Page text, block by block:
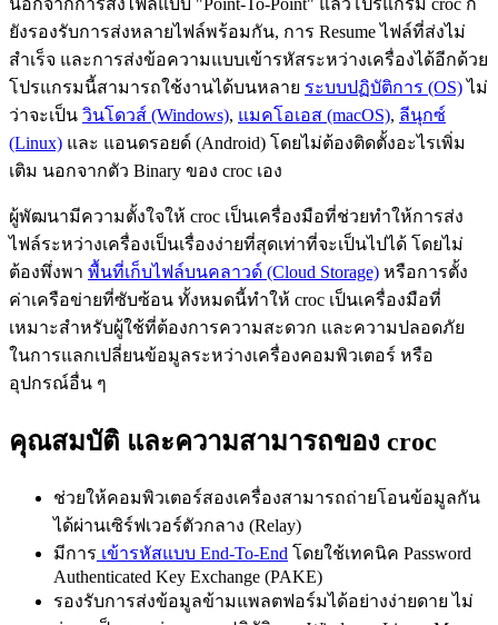
ยังรองรับการส่งหลายไฟล์พร้อมกัน, การ Resume ไฟล์ที่ส่งไม่
สำเร็จ และการส่งข้อความแบบเข้ารหัสระหว่างเครื่องได้อีกด้วย
โปรแกรมนี้สามารถใช้งานได้บนหลาย ระบบปฏิบัติการ (OS)ไม่
ว่าจะเป็น วินโดวส์ (Windows), แมคโอเอส (macOS), ลีนุกซ์
(Linux) และ แอนดรอยด์ (Android) โดยไม่ต้องติดตั้งอะไรเพิ่ม
เติม นอกจากตัว Binary ของ croc เอง
ผู้พัฒนามีความตั้งใจให้ croc เป็นเครื่องมือที่ช่วยทำให้การส่ง
ไฟล์ระหว่างเครื่องเป็นเรื่องง่ายที่สุดเท่าที่จะเป็นไปได้ โดยไม่
ต้องพึ่งพา พื้นที่เก็บไฟล์บนคลาวด์ (Cloud Storage) หรือการตั้ง
ค่าเครือข่ายที่ซับซ้อน ทั้งหมดนี้ทำให้ croc เป็นเครื่องมือที่
เหมาะสำหรับผู้ใช้ที่ต้องการความสะดวก และความปลอดภัย
ในการแลกเปลี่ยนข้อมูลระหว่างเครื่องคอมพิวเตอร์ หรือ
อุปกรณ์อื่น ๆ
คุณสมบัติ และความสามารถของ croc
ช่วยให้คอมพิวเตอร์สองเครื่องสามารถถ่ายโอนข้อมูลกัน
ได้ผ่านเซิร์ฟเวอร์ตัวกลาง (Relay)
มีการ เข้ารหัสแบบ End-To-End โดยใช้เทคนิค Password
Authenticated Key Exchange (PAKE)
รองรับการส่งข้อมูลข้ามแพลตฟอร์มได้อย่างง่ายดาย ไม่